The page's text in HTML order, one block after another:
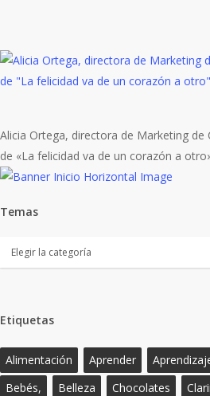
Alicia Ortega, directora de Marketing de
de «La felicidad va de un corazón a
Temas
Temas
Etiquetas
Alimentación Aprender
Bebés,
Belleza Chocolates